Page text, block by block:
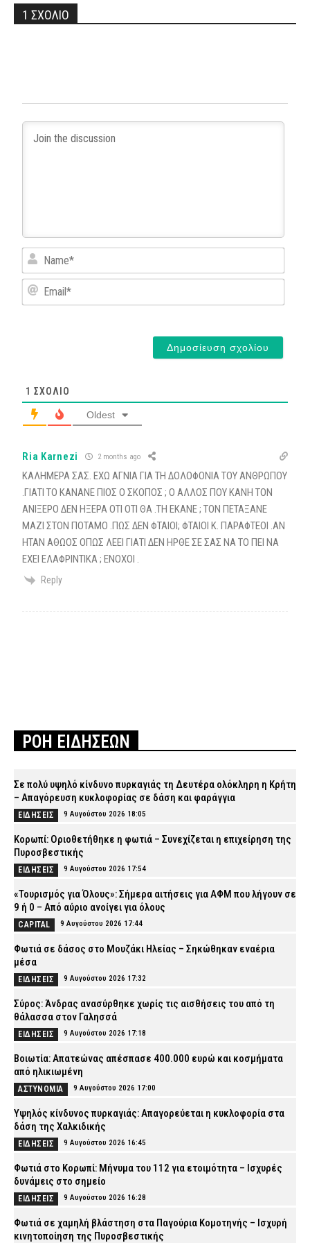
1 ΣΧΟΛΙΟ
Email*
1 ΣΧΌΛΙΟ
Oldest
Ria Karnezi 2 months ago
ΚΑΛΗΜΕΡΑ ΣΑΣ. ΕΧΩ ΑΓΝΙΑ ΓΙΑ ΤΗ ΔΟΛΟΦΟΝΙΑ ΤΟΥ ΑΝΘΡΩΠΟΥ
.ΓΙΑΤΙ ΤΟ ΚΑΝΑΝΕ ΠΙΟΣ Ο ΣΚΟΠΟΣ ; Ο ΑΛΛΟΣ ΠΟΥ ΚΑΝΗ ΤΟΝ
ΑΝΙΞΕΡΟ ΔΕΝ ΗΞΕΡΑ ΟΤΙ ΟΤΙ ΘΑ .ΤΗ ΕΚΑΝΕ ; ΤΟΝ ΠΕΤΑΞΑΝΕ
ΜΑΖΙ ΣΤΟΝ ΠΟΤΑΜΟ .ΠΩΣ ΔΕΝ ΦΤΑΙΟΙ; ΦΤΑΙΟΙ Κ. ΠΑΡΑΦΤΕΟΙ .ΑΝ
ΗΤΑΝ ΑΘΩΟΣ ΟΠΩΣ ΛΕΕΙ ΓΙΑΤΙ ΔΕΝ ΗΡΘΕ ΣΕ ΣΑΣ ΝΑ ΤΟ ΠΕΙ ΝΑ
ΕΧΕΙ ΕΛΑΦΡΙΝΤΙΚΑ ; ΕΝΟΧΟΙ .
Reply
ΡΟΗ ΕΙΔΗΣΕΩΝ
Σε πολύ υψηλό κίνδυνο πυρκαγιάς τη Δευτέρα ολόκληρη η Κρήτη
– Απαγόρευση κυκλοφορίας σε δάση και φαράγγια
ΕΙΔΗΣΕΙΣ 9 Αυγούστου 2026 18:05
Κορωπί: Οριοθετήθηκε η φωτιά – Συνεχίζεται η επιχείρηση της
Πυροσβεστικής
ΕΙΔΗΣΕΙΣ 9 Αυγούστου 2026 17:54
«Τουρισμός για Όλους»: Σήμερα αιτήσεις για ΑΦΜ που λήγουν σε
9 ή 0 – Από αύριο ανοίγει για όλους
CAPITAL 9 Αυγούστου 2026 17:44
Φωτιά σε δάσος στο Μουζάκι Ηλείας – Σηκώθηκαν εναέρια
μέσα
ΕΙΔΗΣΕΙΣ 9 Αυγούστου 2026 17:32
Σύρος: Άνδρας ανασύρθηκε χωρίς τις αισθήσεις του από τη
θάλασσα στον Γαλησσά
ΕΙΔΗΣΕΙΣ 9 Αυγούστου 2026 17:18
Βοιωτία: Απατεώνας απέσπασε 400.000 ευρώ και κοσμήματα
από ηλικιωμένη
ΑΣΤΥΝΟΜΙΑ 9 Αυγούστου 2026 17:00
Υψηλός κίνδυνος πυρκαγιάς: Απαγορεύεται η κυκλοφορία στα
δάση της Χαλκιδικής
ΕΙΔΗΣΕΙΣ 9 Αυγούστου 2026 16:45
Φωτιά στο Κορωπί: Μήνυμα του 112 για ετοιμότητα – Ισχυρές
δυνάμεις στο σημείο
ΕΙΔΗΣΕΙΣ 9 Αυγούστου 2026 16:28
Φωτιά σε χαμηλή βλάστηση στα Παγούρια Κομοτηνής – Ισχυρή
κινητοποίηση της Πυροσβεστικής